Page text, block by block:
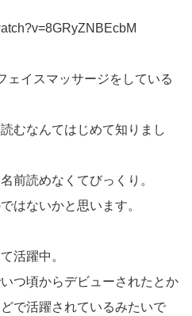
ェイスマッサージをしている
むなんてはじめて知りまし
前読めなくてびっくり。
はないかと思います。
活躍中。
つ頃からデビューされたとか
で活躍されているみたいで